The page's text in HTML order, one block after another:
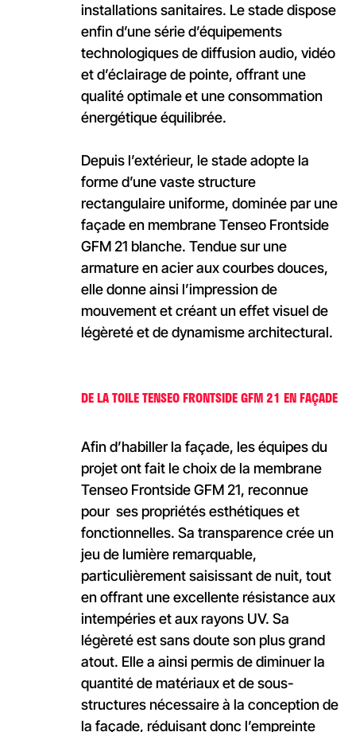
installations sanitaires. Le stade dispose
enfin d’une série d’équipements
technologiques de diffusion audio, vidéo
et d’éclairage de pointe, offrant une
qualité optimale et une consommation
énergétique équilibrée.
Depuis l’extérieur, le stade adopte la
forme d’une vaste structure
rectangulaire uniforme, dominée par une
façade en membrane Tenseo Frontside
GFM 21 blanche. Tendue sur une
armature en acier aux courbes douces,
elle donne ainsi l’impression de
mouvement et créant un effet visuel de
légèreté et de dynamisme architectural.
DE LA TOILE TENSEO FRONTSIDE GFM 21 EN FAÇADE
Afin d’habiller la façade, les équipes du
projet ont fait le choix de la membrane
Tenseo Frontside GFM 21, reconnue
pour ses propriétés esthétiques et
fonctionnelles. Sa transparence crée un
jeu de lumière remarquable,
particulièrement saisissant de nuit, tout
en offrant une excellente résistance aux
intempéries et aux rayons UV. Sa
légèreté est sans doute son plus grand
atout. Elle a ainsi permis de diminuer la
quantité de matériaux et de sous-
structures nécessaire à la conception de
la façade, réduisant donc l’empreinte